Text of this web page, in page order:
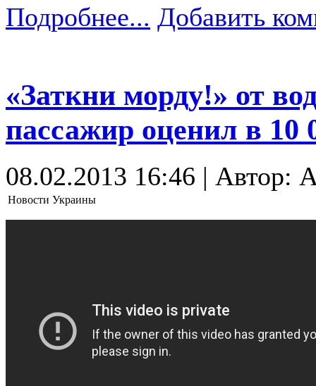
Подробнее... Добавить
«Заткни морду!» от
пассажир оценил в 10
08.02.2013 16:46 | Автор:
Новости Украины